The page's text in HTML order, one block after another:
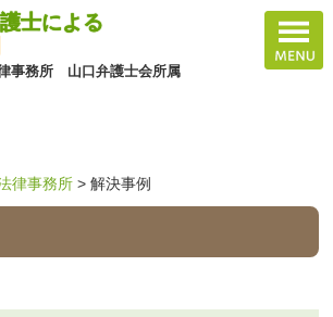
士による
事務所 山口弁護士会所属
律事務所 >解決事例